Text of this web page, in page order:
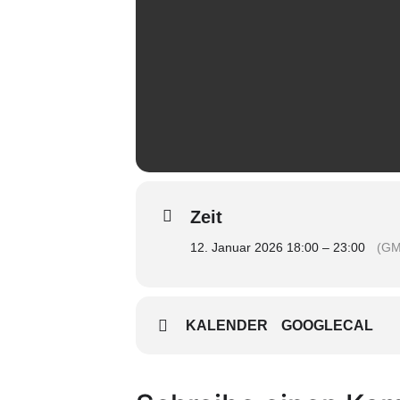
Zeit
12. Januar 2026 18:00 – 23:00
KALENDER GOOGLECAL